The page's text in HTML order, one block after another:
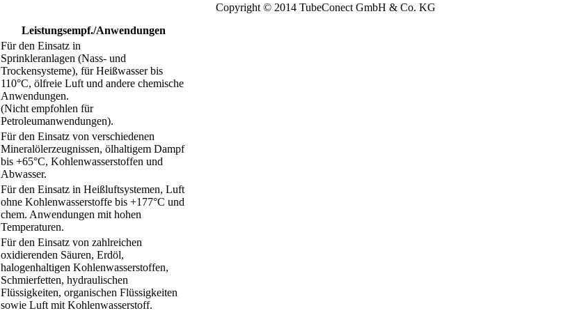
Leistungsempf./Anwendungen
Für den Einsatz in
Sprinkleranlagen (Nass- und
Trockensysteme), für Heißwasser bis
110°C, ölfreie Luft und andere chemische
Anwendungen.
(Nicht empfohlen für
Petroleumanwendungen).
Für den Einsatz von verschiedenen
Mineralölerzeugnissen, ölhaltigem Dampf
bis +65°C, Kohlenwasserstoffen und
Abwasser.
Für den Einsatz in Heißluftsystemen, Luft
ohne Kohlenwasserstoffe bis +177°C und
chem. Anwendungen mit hohen
Temperaturen.
Für den Einsatz von zahlreichen
oxidierenden Säuren, Erdöl,
halogenhaltigen Kohlenwasserstoffen,
Schmierfetten, hydraulischen
Flüssigkeiten, organischen Flüssigkeiten
sowie Luft mit Kohlenwasserstoff.
Copyright © 2014 TubeConect GmbH & Co. KG